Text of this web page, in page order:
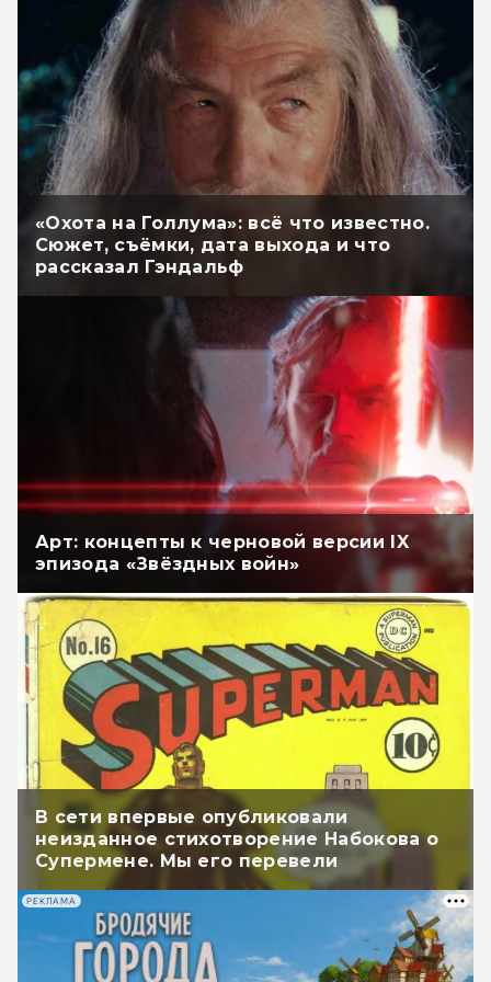
«Охота на Голлума»: всё что известно.
Сюжет, съёмки, дата выхода и что
рассказал Гэндальф
Арт: концепты к черновой версии IX
эпизода «Звёздных войн»
В сети впервые опубликовали
неизданное стихотворение Набокова о
Супермене. Мы его перевели
РЕКЛАМА